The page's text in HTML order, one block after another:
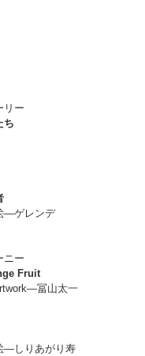
リー
ち
ゲレンデ
ニー
Fruit
冨山太一
しりあがり寿